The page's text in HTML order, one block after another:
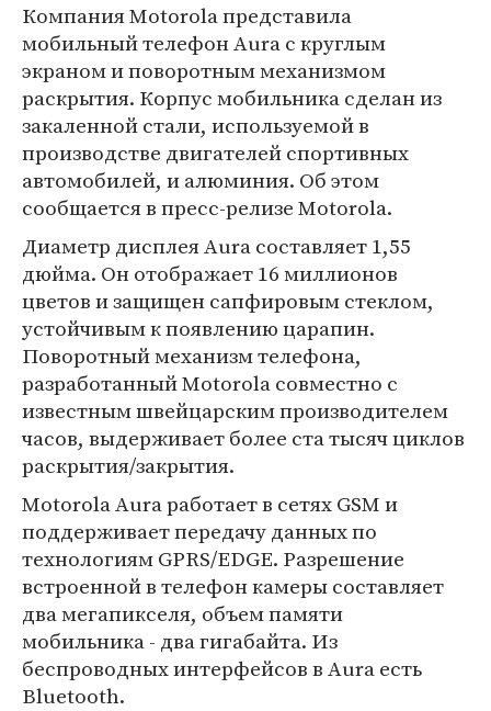
Компания Motorola представила
мобильный телефон Aura с круглым
экраном и поворотным механизмом
раскрытия. Корпус мобильника сделан из
закаленной стали, используемой в
производстве двигателей спортивных
автомобилей, и алюминия. Об этом
сообщается в пресс-релизе Motorola.
Диаметр дисплея Aura составляет 1,55
дюйма. Он отображает 16 миллионов
цветов и защищен сапфировым стеклом,
устойчивым к появлению царапин.
Поворотный механизм телефона,
разработанный Motorola совместно с
известным швейцарским производителем
часов, выдерживает более ста тысяч циклов
раскрытия/закрытия.
Motorola Aura работает в сетях GSM и
поддерживает передачу данных по
технологиям GPRS/EDGE. Разрешение
встроенной в телефон камеры составляет
два мегапикселя, объем памяти
мобильника - два гигабайта. Из
беспроводных интерфейсов в Aura есть
Bluetooth.